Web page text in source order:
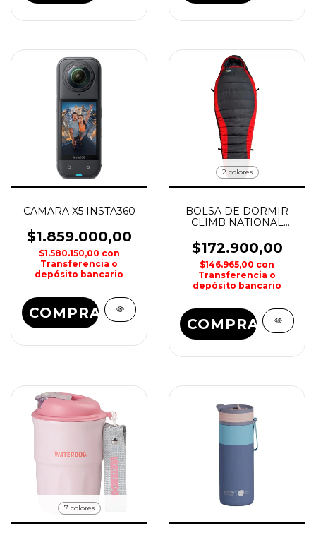
CAMARA X5 INSTA360
$1.859.000,00
$1.580.150,00 con
Transferencia o
depósito bancario
COMPRAR
2 colores
BOLSA DE DORMIR
CLIMB NATIONAL
$172.900,00
$146.965,00 con
Transferencia o
depósito bancario
COMPRAR
7 colores